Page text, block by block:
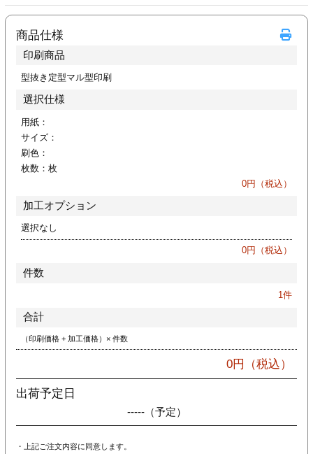
印刷
リーブ印刷
加工
ァイル印刷
リーブ
商品仕様
印刷商品
型抜き定型マル型印刷
選択仕様
用紙：
サイズ：
刷色：
枚数： 枚
0円（税込）
加工オプション
選択なし
0円（税込）
件数
1件
合計
（印刷価格 + 加工価格）× 件数
0円（税込）
出荷予定日
-----（予定）
・上記ご注文内容に同意します。